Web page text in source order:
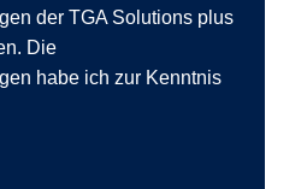
der TGA Solutions plus
Die
habe ich zur Kenntnis